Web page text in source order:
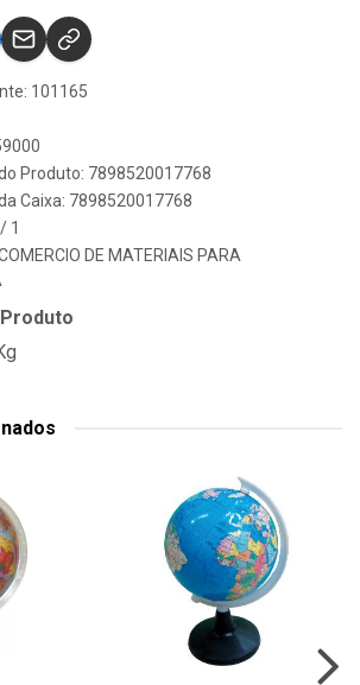
101165
Produto: 7898520017768
Caixa: 7898520017768
1
COMERCIO DE MATERIAIS PARA